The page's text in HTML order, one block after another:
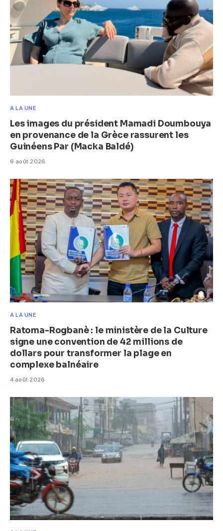
A LA UNE
Les images du président Mamadi Doumbouya
en provenance de la Grèce rassurent les
Guinéens Par (Macka Baldé)
6 août 2026
A LA UNE
Ratoma-Rogbanè : le ministère de la Culture
signe une convention de 42 millions de
dollars pour transformer la plage en
complexe balnéaire
4 août 2026